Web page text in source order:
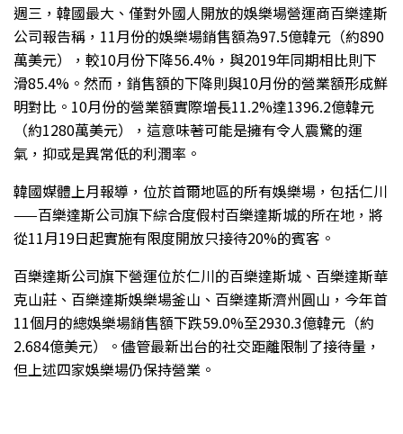
週三，韓國最大、僅對外國人開放的娛樂場營運商百樂達斯
公司報告稱，11月份的娛樂場銷售額為97.5億韓元（約890
萬美元），較10月份下降56.4%，與2019年同期相比則下
滑85.4%。然而，銷售額的下降則與10月份的營業額形成鮮
明對比。10月份的營業額實際增長11.2%達1396.2億韓元
（約1280萬美元），這意味著可能是擁有令人震驚的運
氣，抑或是異常低的利潤率。
韓國媒體上月報導，位於首爾地區的所有娛樂場，包括仁川
——百樂達斯公司旗下綜合度假村百樂達斯城的所在地，將
從11月19日起實施有限度開放只接待20%的賓客。
百樂達斯公司旗下營運位於仁川的百樂達斯城、百樂達斯華
克山莊、百樂達斯娛樂場釜山、百樂達斯濟州圓山，今年首
11個月的總娛樂場銷售額下跌59.0%至2930.3億韓元（約
2.684億美元）。儘管最新出台的社交距離限制了接待量，
但上述四家娛樂場仍保持營業。